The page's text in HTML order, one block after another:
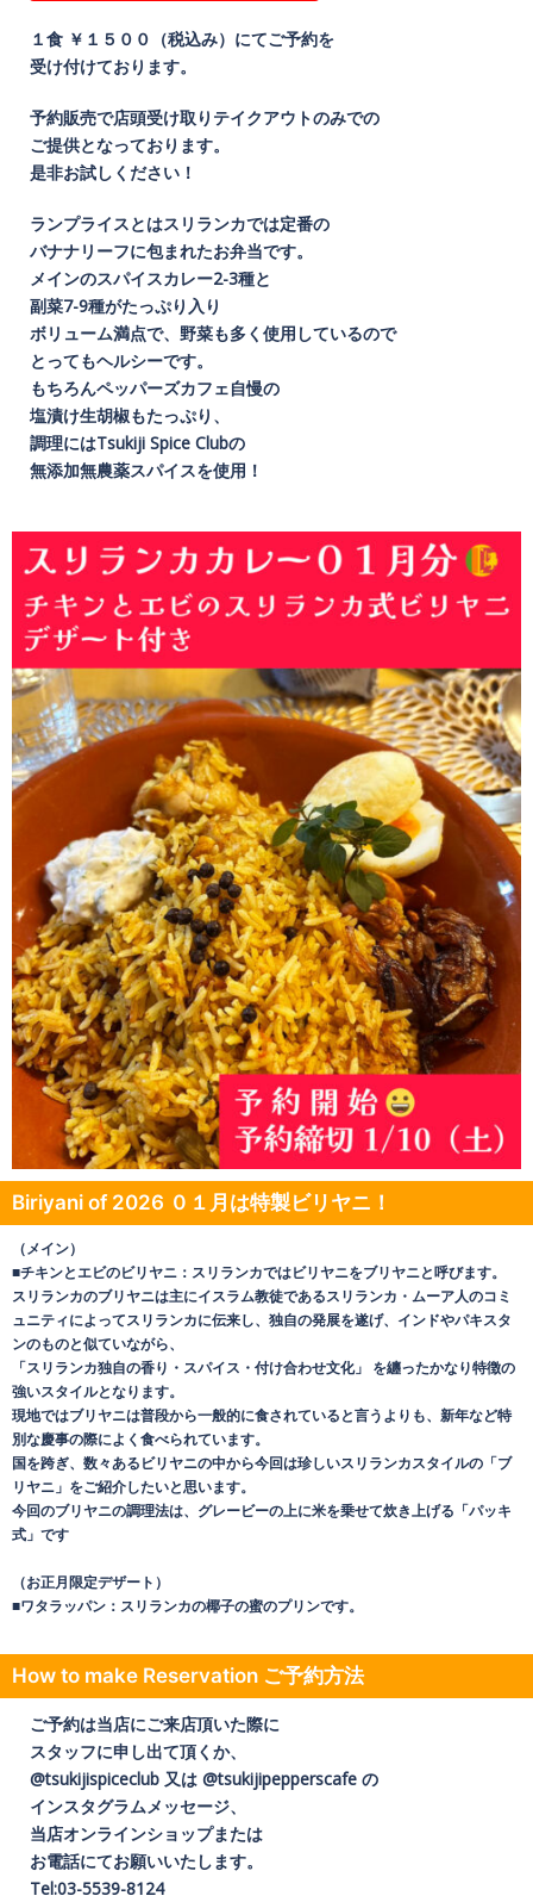
１食 ￥１５００（税込み）にてご予約を
受け付けております。
予約販売で店頭受け取りテイクアウトのみでの
ご提供となっております。
是非お試しください！
ランプライスとはスリランカでは定番の
バナナリーフに包まれたお弁当です。
メインのスパイスカレー2-3種と
副菜7-9種がたっぷり入り
ボリューム満点で、野菜も多く使用しているので
とってもヘルシーです。
もちろんペッパーズカフェ自慢の
塩漬け生胡椒もたっぷり、
調理にはTsukiji Spice Clubの
無添加無農薬スパイスを使用！
Biriyani of 2026 ０１月は特製ビリヤニ！
（メイン）
■チキンとエビのビリヤニ：スリランカではビリヤニをブリヤニと呼びます。
スリランカのブリヤニは主にイスラム教徒であるスリランカ・ムーア人のコミ
ュニティによってスリランカに伝来し、独自の発展を遂げ、インドやパキスタ
ンのものと似ていながら、
「スリランカ独自の香り・スパイス・付け合わせ文化」 を纏ったかなり特徴の
強いスタイルとなります。
現地ではブリヤニは普段から一般的に食されていると言うよりも、新年など特
別な慶事の際によく食べられています。
国を跨ぎ、数々あるビリヤニの中から今回は珍しいスリランカスタイルの「ブ
リヤニ」をご紹介したいと思います。
今回のブリヤニの調理法は、グレービーの上に米を乗せて炊き上げる「パッキ
式」です
（お正月限定デザート）
■ワタラッパン：スリランカの椰子の蜜のプリンです。
How to make Reservation ご予約方法
ご予約は当店にご来店頂いた際に
スタッフに申し出て頂くか、
@tsukijispiceclub 又は @tsukijipepperscafe の
インスタグラムメッセージ、
当店オンラインショップまたは
お電話にてお願いいたします。
Tel:03-5539-8124